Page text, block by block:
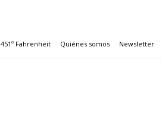
451º Fahrenheit Quiénes somos Newsletter